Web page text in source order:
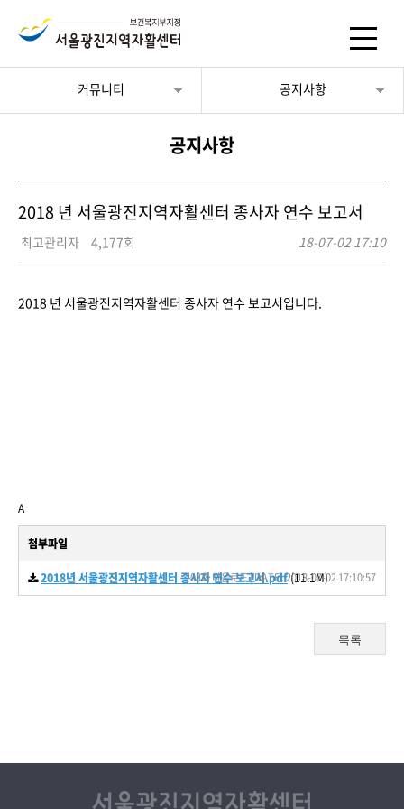
커뮤니티 공지사항
공지사항
2018 년 서울광진지역자활센터 종사자 연수 보고서
최고관리자 4,177회 18-07-02 17:10
2018 년 서울광진지역자활센터 종사자 연수 보고서입니다.
A
첨부파일
2018년 서울광진지역자활센터 종사자 연수 보고서.pdf(11.1M)
203회 다운로드 | DATE : 2018-07-02 17:10:57
목록